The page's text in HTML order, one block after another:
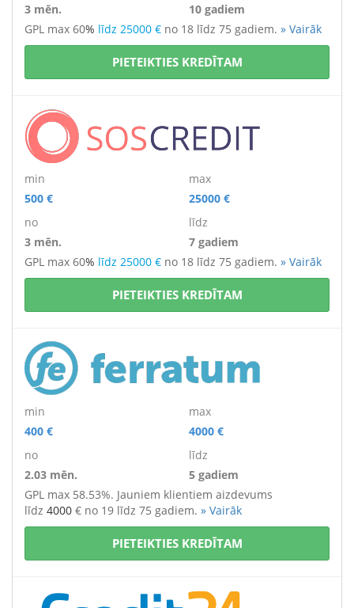
3 mēn.
10 gadiem
GPL max 60% līdz 25000 € no 18 līdz 75 gadiem. » Vairāk
PIETEIKTIES KREDĪTAM
min
500 €
max
25000 €
no
3 mēn.
līdz
7 gadiem
GPL max 60% līdz 25000 € no 18 līdz 75 gadiem. » Vairāk
PIETEIKTIES KREDĪTAM
min
400 €
max
4000 €
no
2.03 mēn.
līdz
5 gadiem
GPL max 58.53%. Jauniem klientiem aizdevums
līdz 4000 € no 19 līdz 75 gadiem. » Vairāk
PIETEIKTIES KREDĪTAM